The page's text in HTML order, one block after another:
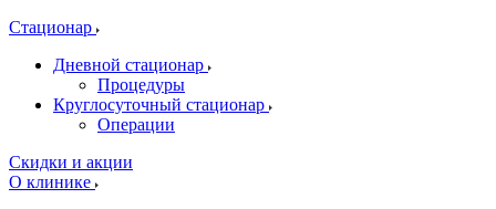
Стационар
Дневной стационар
Процедуры
Круглосуточный стационар
Операции
Скидки и акции
О клинике